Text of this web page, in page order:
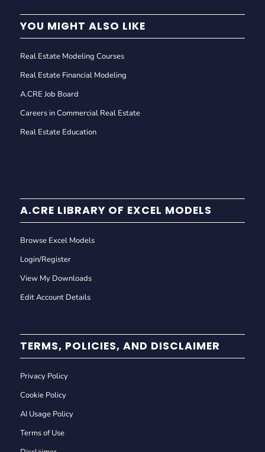
YOU MIGHT ALSO LIKE
Real Estate Modeling Courses
Real Estate Financial Modeling
A.CRE Job Board
Careers in Commercial Real Estate
Real Estate Education
A.CRE LIBRARY OF EXCEL MODELS
Browse Excel Models
Login/Register
View My Downloads
Edit Account Details
TERMS, POLICIES, AND DISCLAIMER
Privacy Policy
Cookie Policy
AI Usage Policy
Terms of Use